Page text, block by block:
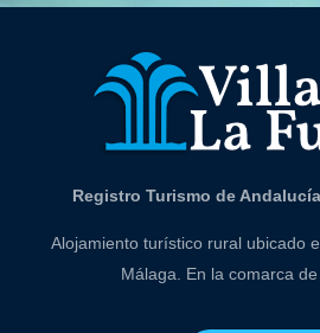
Registro Turismo de
Alojamiento turístico rural ubicado
Málaga. En la comarca de